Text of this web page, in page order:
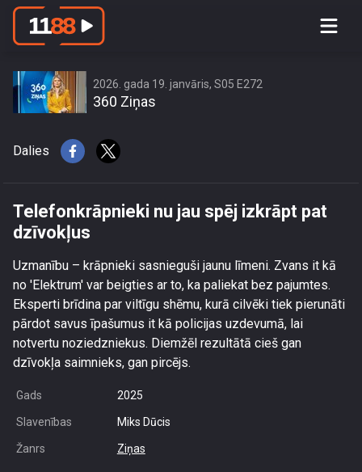
Telefonkrāpnieki nu jau spēj izkrāpt
2026. gada 19. janvāris, S05 E272
360 Ziņas
Dalies
Telefonkrāpnieki nu jau spēj izkrāpt pat
dzīvokļus
Uzmanību – krāpnieki sasnieguši jaunu līmeni. Zvans it kā
no 'Elektrum' var beigties ar to, ka paliekat bez pajumtes.
Eksperti brīdina par viltīgu shēmu, kurā cilvēki tiek pierunāti
pārdot savus īpašumus it kā policijas uzdevumā, lai
notvertu noziedzniekus. Diemžēl rezultātā cieš gan
dzīvokļa saimnieks, gan pircējs.
Gads 2025
Slavenības Miks Dūcis
Žanrs Ziņas